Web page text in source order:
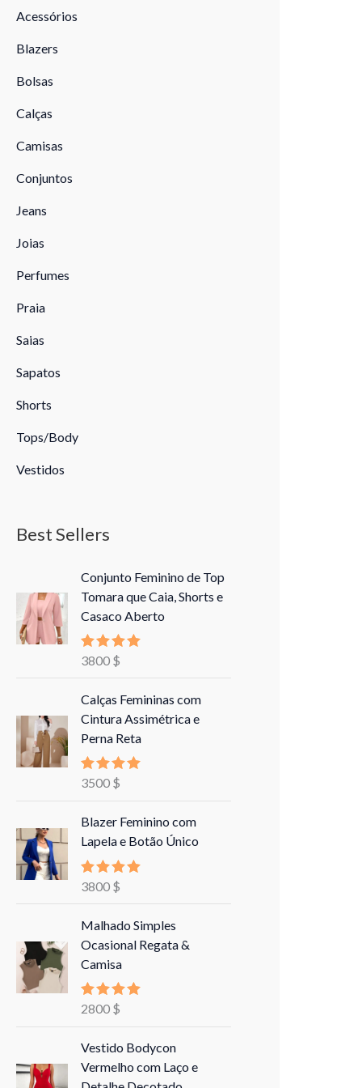
Acessórios
Blazers
Bolsas
Calças
Camisas
Conjuntos
Jeans
Joias
Perfumes
Praia
Saias
Sapatos
Shorts
Tops/Body
Vestidos
Best Sellers
Conjunto Feminino de Top
Tomara que Caia, Shorts e
Casaco Aberto
Avaliação
3800 $
Calças Femininas com
Cintura Assimétrica e
Perna Reta
Avaliação
3500 $
Blazer Feminino com
Lapela e Botão Único
Avaliação
3800 $
Malhado Simples
Ocasional Regata &
Camisa
Avaliação
2800 $
Vestido Bodycon
Vermelho com Laço e